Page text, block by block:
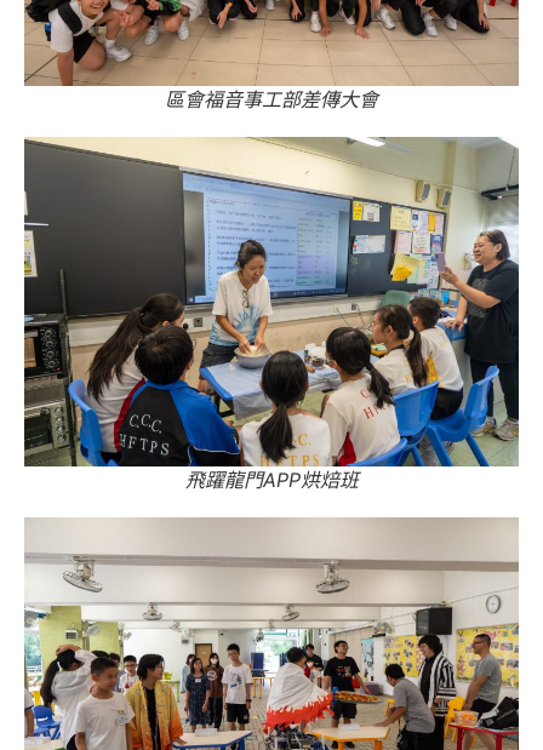
區會福音事工部差傳大會
飛躍龍門APP烘焙班